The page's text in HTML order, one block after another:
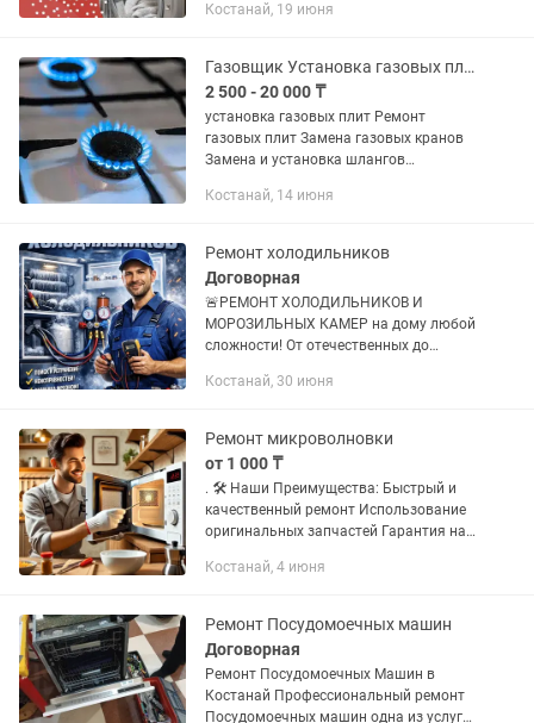
оригинальных запчастей Выезд в
Здравствуйте наш сервис...
Костанай, 19 июня
Газовщик Установка газовых плит ремонт газовых плит
2 500 - 20 000 ₸
установка газовых плит Ремонт
газовых плит Замена газовых кранов
Замена и установка шлангов
Газовик
Костанай, 14 июня
Ремонт холодильников
Договорная
🚨РЕМОНТ ХОЛОДИЛЬНИКОВ И
МОРОЗИЛЬНЫХ КАМЕР на дому любой
сложнoсти! Oт отeчecтвенныx дo
холодильников произвожу в 90%
кaчеcтвeнно, не...
Костанай, 30 июня
Ремонт микроволновки
от 1 000 ₸
. 🛠 Наши Преимущества: Быстрый и
качественный ремонт Использование
оригинальных запчастей Гарантия на
диагностика Доступные цены 🌟 Не
Костанай, 4 июня
Ремонт Посудомоечных машин
Договорная
Ремонт Посудомоечных Машин в
Костанай Профессиональный ремонт
Посудомоечных машин одна из услуги